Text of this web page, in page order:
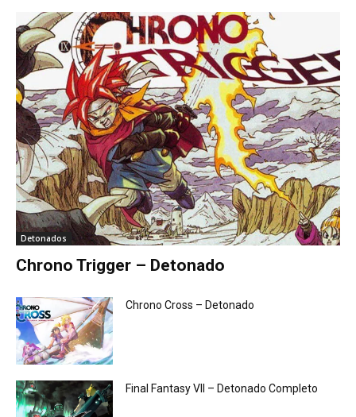
Detonados
Chrono Trigger – Detonado
Chrono Cross – Detonado
Final Fantasy VII – Detonado Completo